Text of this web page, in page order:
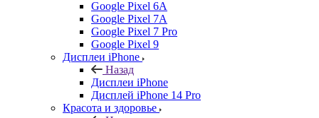
Google Pixel 6A
Google Pixel 7А
Google Pixel 7 Pro
Google Pixel 9
Дисплеи iPhone
Назад
Дисплеи iPhone
Дисплей iPhone 14 Pro
Красота и здоровье